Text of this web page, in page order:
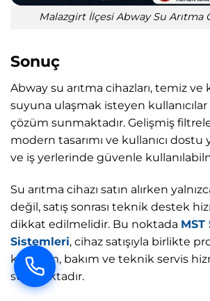
Malazgirt İlçesi Abway Su Arıtma
Sonuç
Abway su arıtma cihazları, temiz ve
suyuna ulaşmak isteyen
çözüm sunmaktadır. Gelişmiş
modern tasarımı ve kullanıcı dostu
ve iş yerlerinde güvenle
Su arıtma cihazı satın alırken
değil, satış sonrası teknik destek
dikkat edilmelidir. Bu noktada MST
Sistemleri, cihaz satışıyla birlikte
kurulum, bakım ve teknik servis
sunmaktadır.